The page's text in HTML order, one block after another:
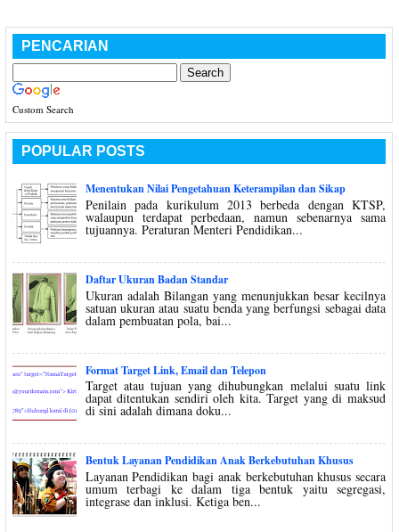
PENCARIAN
Custom Search
POPULAR POSTS
Menentukan Nilai Pengetahuan Keterampilan dan Sikap
Penilain pada kurikulum 2013 berbeda dengan KTSP,
walaupun terdapat perbedaan, namun sebenarnya sama
tujuannya. Peraturan Menteri Pendidikan...
Daftar Ukuran Badan Standar
Ukuran adalah Bilangan yang menunjukkan besar kecilnya
satuan ukuran atau suatu benda yang berfungsi sebagai data
dalam pembuatan pola, bai...
Format Target Link, Email dan Telepon
Target atau tujuan yang dihubungkan melalui suatu link
dapat ditentukan sendiri oleh kita. Target yang di maksud
di sini adalah dimana doku...
Bentuk Layanan Pendidikan Anak Berkebutuhan Khusus
Layanan Pendidikan bagi anak berkebutuhan khusus secara
umum terbagi ke dalam tiga bentuk yaitu segregasi,
integrase dan inklusi. Ketiga ben...